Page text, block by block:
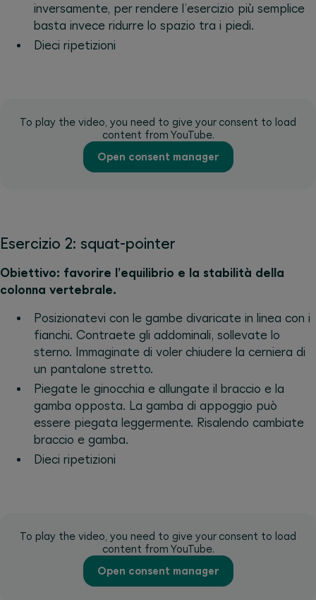
inversamente, per rendere l’esercizio più semplice
basta invece ridurre lo spazio tra i piedi.
Dieci ripetizioni
To play the video, you need to give your consent to load
content from YouTube.
Open consent manager
Esercizio 2: squat-pointer
Obiettivo: favorire l’equilibrio e la stabilità della
colonna vertebrale.
Posizionatevi con le gambe divaricate in linea con i
fianchi. Contraete gli addominali, sollevate lo
sterno. Immaginate di voler chiudere la cerniera di
un pantalone stretto.
Piegate le ginocchia e allungate il braccio e la
gamba opposta. La gamba di appoggio può
essere piegata leggermente. Risalendo cambiate
braccio e gamba.
Dieci ripetizioni
To play the video, you need to give your consent to load
content from YouTube.
Open consent manager